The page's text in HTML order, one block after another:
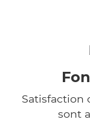
Satisfaction
sont